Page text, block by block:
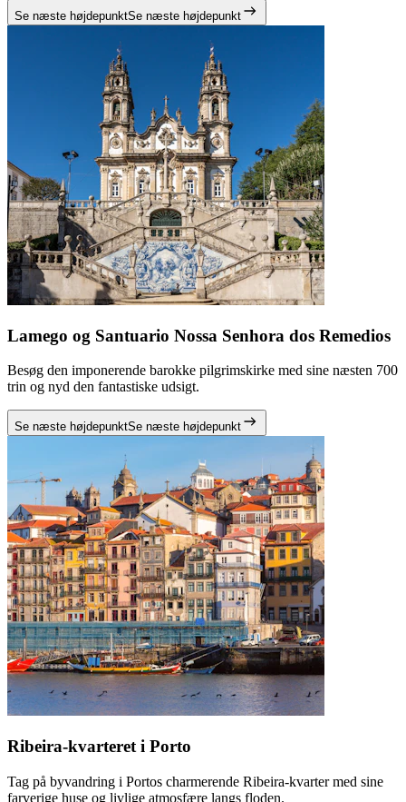
Se næste højdepunktSe næste højdepunkt
Lamego og Santuario Nossa Senhora dos Remedios
Besøg den imponerende barokke pilgrimskirke med sine næsten 700
trin og nyd den fantastiske udsigt.
Se næste højdepunktSe næste højdepunkt
Ribeira-kvarteret i Porto
Tag på byvandring i Portos charmerende Ribeira-kvarter med sine
farverige huse og livlige atmosfære langs floden.